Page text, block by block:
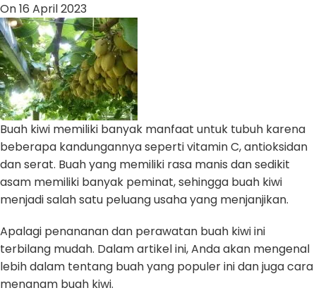
On 16 April 2023
Buah kiwi memiliki banyak manfaat untuk tubuh karena
beberapa kandungannya seperti vitamin C, antioksidan
dan serat. Buah yang memiliki rasa manis dan sedikit
asam memiliki banyak peminat, sehingga buah kiwi
menjadi salah satu peluang usaha yang menjanjikan.
Apalagi penananan dan perawatan buah kiwi ini
terbilang mudah. Dalam artikel ini, Anda akan mengenal
lebih dalam tentang buah yang populer ini dan juga cara
menanam buah kiwi.